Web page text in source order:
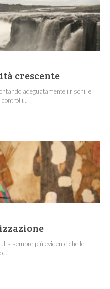
crescente
adeguatamente i rischi, e
sempre più evidente che le